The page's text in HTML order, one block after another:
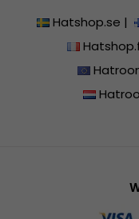
Hatshop.se |